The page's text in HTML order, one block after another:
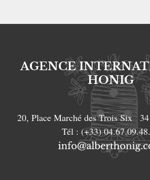
AGENCE
HONIG
20, Place Marché des Trois Six
Tél : (+33)